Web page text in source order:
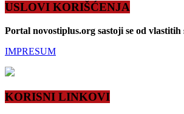
USLOVI KORIŠĆENJA
Portal novostiplus.org sastoji se od
IMPRESUM
KORISNI LINKOVI